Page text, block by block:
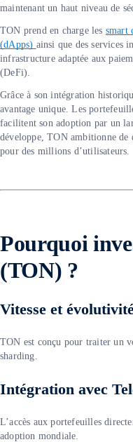
maintenant un haut niveau de
TON prend en charge les smart
(dApps) ainsi que des services
infrastructure adaptée aux
(DeFi).
Grâce à son intégration
avantage unique. Les
facilitent son adoption par un
développe, TON ambitionne de
pour des millions d’utilisateurs.
Pourquoi
(TON) ?
Vitesse et
TON est conçu pour traiter un
sharding.
Intégration avec
L’accès aux portefeuilles
adoption mondiale.